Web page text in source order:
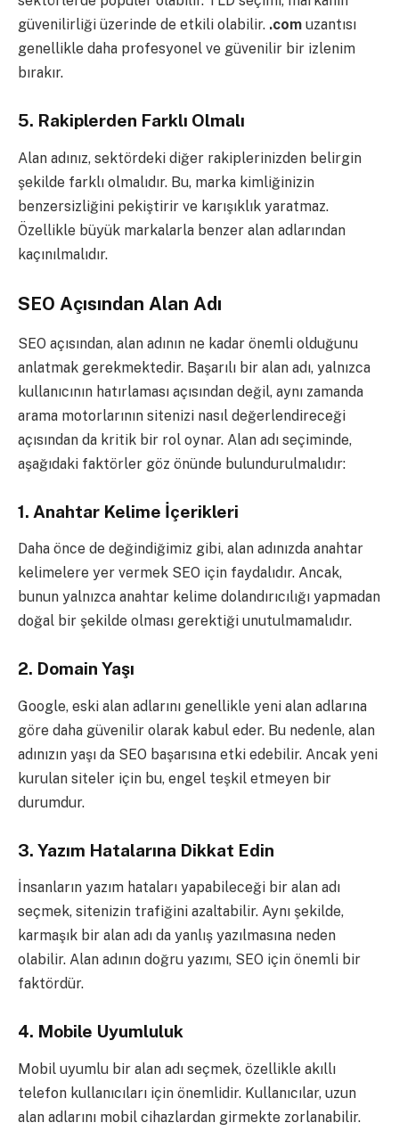
güvenilirliği üzerinde de etkili olabilir. .com uzantısı
genellikle daha profesyonel ve güvenilir bir izlenim
bırakır.
5. Rakiplerden Farklı Olmalı
Alan adınız, sektördeki diğer rakiplerinizden belirgin
şekilde farklı olmalıdır. Bu, marka kimliğinizin
benzersizliğini pekiştirir ve karışıklık yaratmaz.
Özellikle büyük markalarla benzer alan adlarından
kaçınılmalıdır.
SEO Açısından Alan Adı
SEO açısından, alan adının ne kadar önemli olduğunu
anlatmak gerekmektedir. Başarılı bir alan adı, yalnızca
kullanıcının hatırlaması açısından değil, aynı zamanda
arama motorlarının sitenizi nasıl değerlendireceği
açısından da kritik bir rol oynar. Alan adı seçiminde,
aşağıdaki faktörler göz önünde bulundurulmalıdır:
1. Anahtar Kelime İçerikleri
Daha önce de değindiğimiz gibi, alan adınızda anahtar
kelimelere yer vermek SEO için faydalıdır. Ancak,
bunun yalnızca anahtar kelime dolandırıcılığı yapmadan
doğal bir şekilde olması gerektiği unutulmamalıdır.
2. Domain Yaşı
Google, eski alan adlarını genellikle yeni alan adlarına
göre daha güvenilir olarak kabul eder. Bu nedenle, alan
adınızın yaşı da SEO başarısına etki edebilir. Ancak yeni
kurulan siteler için bu, engel teşkil etmeyen bir
durumdur.
3. Yazım Hatalarına Dikkat Edin
İnsanların yazım hataları yapabileceği bir alan adı
seçmek, sitenizin trafiğini azaltabilir. Aynı şekilde,
karmaşık bir alan adı da yanlış yazılmasına neden
olabilir. Alan adının doğru yazımı, SEO için önemli bir
faktördür.
4. Mobile Uyumluluk
Mobil uyumlu bir alan adı seçmek, özellikle akıllı
telefon kullanıcıları için önemlidir. Kullanıcılar, uzun
alan adlarını mobil cihazlardan girmekte zorlanabilir.